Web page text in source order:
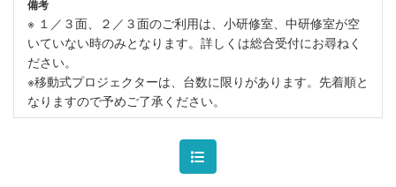
備考
※ １／３面、２／３面のご利用は、小研修室、中研修室が空
いていない時のみとなります。詳しくは総合受付にお尋ねく
ださい。
※移動式プロジェクターは、台数に限りがあります。先着順と
なりますので予めご了承ください。